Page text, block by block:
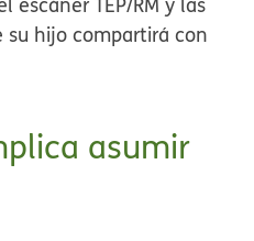
su hijo compartirá con
asumir